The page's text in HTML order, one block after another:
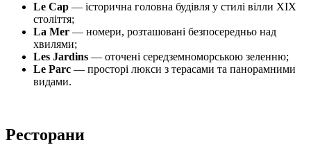
Le Cap — історична головна будівля у стилі вілли XIX
століття;
La Mer — номери, розташовані безпосередньо над
хвилями;
Les Jardins — оточені середземноморською зеленню;
Le Parc — просторі люкси з терасами та панорамними
видами.
Ресторани